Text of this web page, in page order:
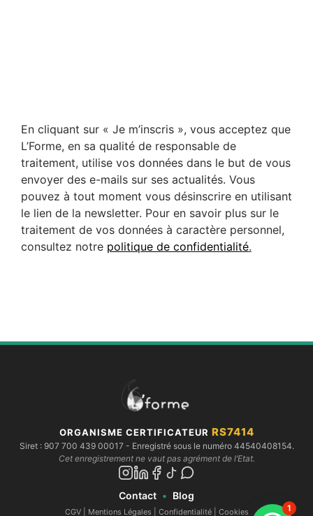
En cliquant sur « Je m’inscris », vous acceptez que
L’Forme, en sa qualité de responsable de
traitement, utilise vos données dans le but de vous
envoyer des e-mails sur ses actualités. Vous
pouvez à tout moment vous désinscrire en utilisant
le lien de la newsletter. Pour en savoir plus sur le
traitement de vos données à caractère personnel,
consultez notre politique de confidentialité.
ORGANISME CERTIFICATEUR RS7414
Siret : 907 700 439 00017 - Enregistré sous le numéro 44540408154.
Cet enregistrement ne vaut pas agrément de l’Etat.
Contact • Blog
CGV| Mentions Légales Confidentialité| Cookies 1